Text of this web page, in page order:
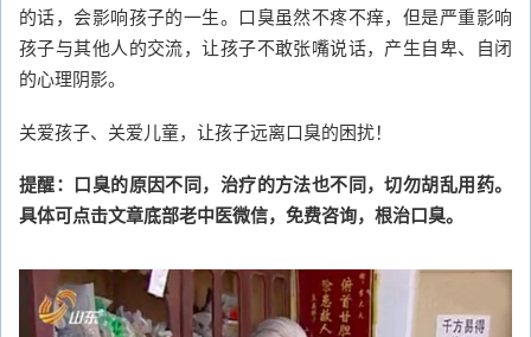
的话，会影响孩子的一生。口臭虽然不疼不痒，但是严重影响
孩子与其他人的交流，让孩子不敢张嘴说话，产生自卑、自闭
的心理阴影。
关爱孩子、关爱儿童，让孩子远离口臭的困扰！
提醒：口臭的原因不同，治疗的方法也不同，切勿胡乱用药。
具体可点击文章底部老中医微信，免费咨询，根治口臭。